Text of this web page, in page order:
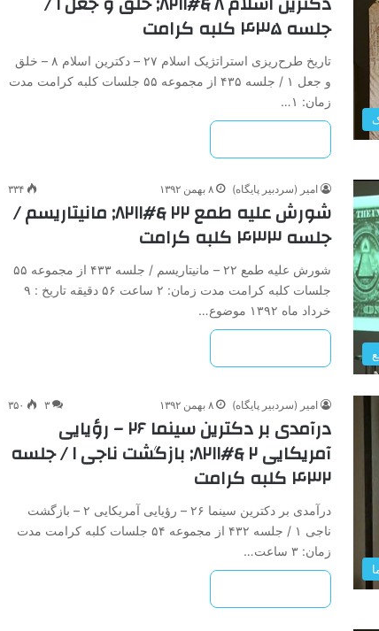
جلسه ۴۳۵ کلبه کرامت
تاریخ ‌طرح‌ریزی ‌استراتژیک ‌اسلام‌ ۲۷ – دکترین ‌اسلام‌ ۸ – خلق
‌و ‌جعل‌ ۱ / جلسه ۴۳۵ از مجموعه ۵۵ جلسات کلبه کرامت مدت
زمان: ۱…
امیر (سردبیر پایگاه) ۸ بهمن ۱۳۹۲ ۳۳۴
شورش ‌علیه ‌طمع‌ ۲۲ &#۸۲۱۱; مانیتاریسم /
جلسه ۴۳۳ کلبه کرامت
شورش ‌علیه ‌طمع‌ ۲۲ – مانیتاریسم / جلسه ۴۳۳ از مجموعه ۵۵
جلسات کلبه کرامت مدت زمان: ۲ ساعت ۵۶ دقیقه تاریخ : ۹
خرداد ماه ۱۳۹۲ موضوع…
امیر (سردبیر پایگاه) ۸ بهمن ۱۳۹۲ ۳ ۳۵۰
درآمدی ‌بر‌ دکترین ‌سینما‌ ۲۶ – رؤیایی
‌آمریکایی ۲ &#۸۲۱۱; ‌بازگشت ‌ناجی‌ ۱ / جلسه
۴۳۲ کلبه کرامت
درآمدی ‌بر‌ دکترین ‌سینما‌ ۲۶ – رؤیایی ‌آمریکایی ۲ – ‌بازگشت
‌ناجی‌ ۱ / جلسه ۴۳۲ از مجموعه ۵۴ جلسات کلبه کرامت مدت
زمان: ۳ ساعت…